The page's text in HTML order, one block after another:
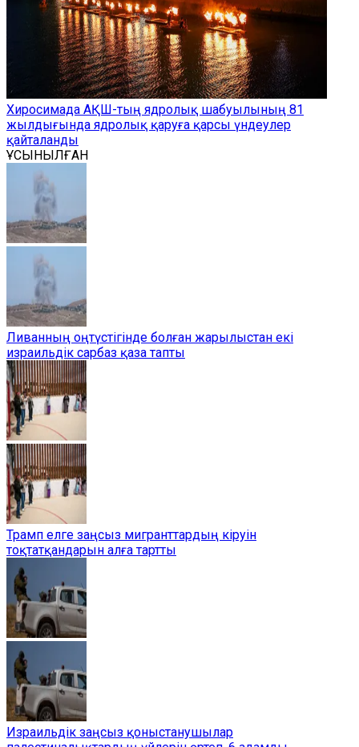
Хиросимада АҚШ-тың ядролық шабуылының 81
жылдығында ядролық қаруға қарсы үндеулер
қайталанды
ҰСЫНЫЛҒАН
Ливанның оңтүстігінде болған жарылыстан екі
израильдік сарбаз қаза тапты
Трамп елге заңсыз мигранттардың кіруін
тоқтатқандарын алға тартты
Израильдік заңсыз қоныстанушылар